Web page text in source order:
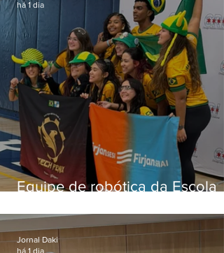
Equipe de robótica da Escola
prêmio internacional nos EUA
há 1 dia
Jornal Daki
há 1 dia